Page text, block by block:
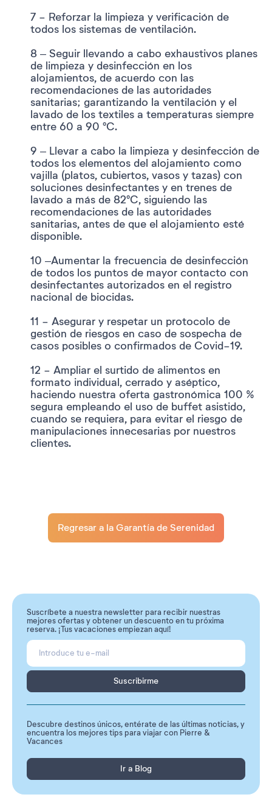
7 - Reforzar la limpieza y verificación de
todos los sistemas de ventilación.
8 – Seguir llevando a cabo exhaustivos planes
de limpieza y desinfección en los
alojamientos, de acuerdo con las
recomendaciones de las autoridades
sanitarias; garantizando la ventilación y el
lavado de los textiles a temperaturas siempre
entre 60 a 90 ºC.
9 – Llevar a cabo la limpieza y desinfección de
todos los elementos del alojamiento como
vajilla (platos, cubiertos, vasos y tazas) con
soluciones desinfectantes y en trenes de
lavado a más de 82ºC, siguiendo las
recomendaciones de las autoridades
sanitarias, antes de que el alojamiento esté
disponible.
10 –Aumentar la frecuencia de desinfección
de todos los puntos de mayor contacto con
desinfectantes autorizados en el registro
nacional de biocidas.
11 - Asegurar y respetar un protocolo de
gestión de riesgos en caso de sospecha de
casos posibles o confirmados de Covid-19.
12 - Ampliar el surtido de alimentos en
formato individual, cerrado y aséptico,
haciendo nuestra oferta gastronómica 100 %
segura empleando el uso de buffet asistido,
cuando se requiera, para evitar el riesgo de
manipulaciones innecesarias por nuestros
clientes.
Regresar a la Garantía de Serenidad
Suscríbete a nuestra newsletter para recibir nuestras
mejores ofertas y obtener un descuento en tu próxima
reserva. ¡Tus vacaciones empiezan aquí!
Suscribirme
Descubre destinos únicos, entérate de las últimas noticias, y
encuentra los mejores tips para viajar con Pierre &
Vacances
Ir a Blog